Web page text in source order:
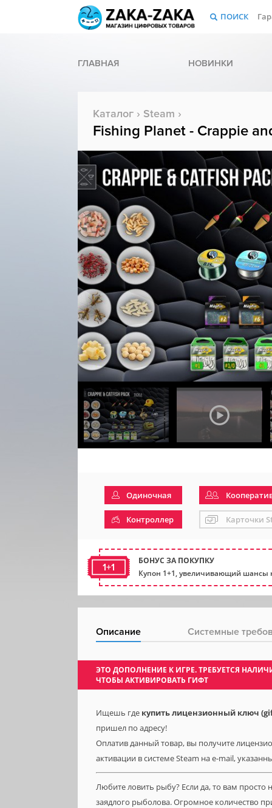
ПОИСК
ГЛАВНАЯ НОВИНКИ
Каталог › Steam ›
Fishing Planet - Crappie
Одиночная
Контроллер Карточки
1+1
БОНУС ЗА ПОКУПКУ
Купон 1+1, увеличивающий шансы
Описание Системные
ЭТО ДОПОЛНЕНИЕ К ИГРЕ. ТРЕБУЕТСЯ
ЧТОБЫ АКТИВИРОВАТЬ ГИФТ
Ищешь где купить лицензионный ключ
пришел по адресу!
Оплатив данный товар, вы получите
активации в системе Steam на e-mail,
Любите ловить рыбу? Если да, то вам просто
заядлого рыболова. Огромное количество